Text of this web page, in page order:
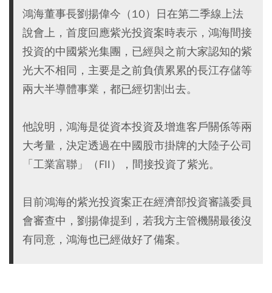
鴻海董事長劉揚偉今（10）日在第二季線上法
說會上，首度回應紫光投資案時表示，鴻海間接
投資的中國紫光集團，已經與之前大家認知的紫
光大不相同，主要是之前負債累累的長江存儲等
兩大半導體事業，都已經切割出去。
他說明，鴻海是從資本投資及增進客戶關係等兩
大考量，決定透過在中國股市掛牌的大陸子公司
「工業富聯」（FII），間接投資了紫光。
目前鴻海的紫光投資案正在經濟部投資審議委員
會審查中，劉揚偉提到，若我方主管機關最後沒
有同意，鴻海也已經做好了備案。